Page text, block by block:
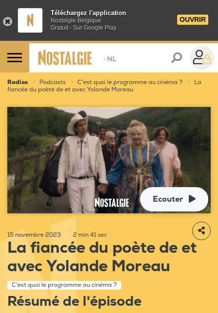
Téléchargez l'application
Nostalgie Belgique
Gratuit - Sur Google Play
OUVRIR
> NL
Radios Podcasts C'est quoi le programme au cinéma ?
La
fiancée du poète de et avec Yolande Moreau
Ecouter
15 novembre 2023 2 min 41 sec
La fiancée du poète de et
avec Yolande Moreau
C'est quoi le programme au cinéma ?
Résumé de l'épisode